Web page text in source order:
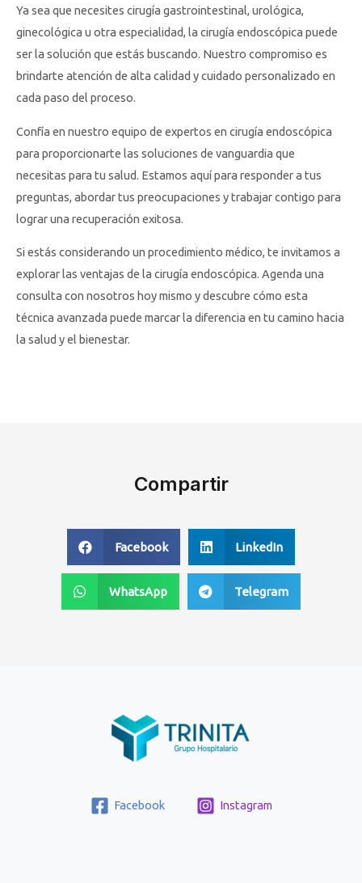
Ya sea que necesites cirugía gastrointestinal, urológica,
ginecológica u otra especialidad, la cirugía endoscópica puede
ser la solución que estás buscando. Nuestro compromiso es
brindarte atención de alta calidad y cuidado personalizado en
cada paso del proceso.
Confía en nuestro equipo de expertos en cirugía endoscópica
para proporcionarte las soluciones de vanguardia que
necesitas para tu salud. Estamos aquí para responder a tus
preguntas, abordar tus preocupaciones y trabajar contigo para
lograr una recuperación exitosa.
Si estás considerando un procedimiento médico, te invitamos a
explorar las ventajas de la cirugía endoscópica. Agenda una
consulta con nosotros hoy mismo y descubre cómo esta
técnica avanzada puede marcar la diferencia en tu camino hacia
la salud y el bienestar.
Compartir
Facebook LinkedIn
WhatsApp Telegram
Facebook Instagram